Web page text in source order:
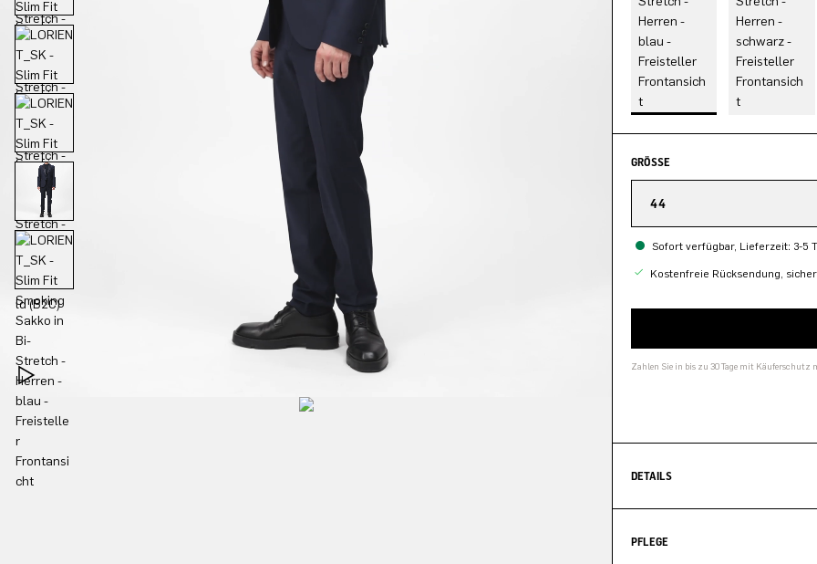
GRÖSSE
44
Sofort verfügbar, Lieferzeit: 3-5
Kostenfreie Rücksendung,
Zahlen Sie in bis zu 30 Tage mit Käuferschutz
DETAILS
PFLEGE